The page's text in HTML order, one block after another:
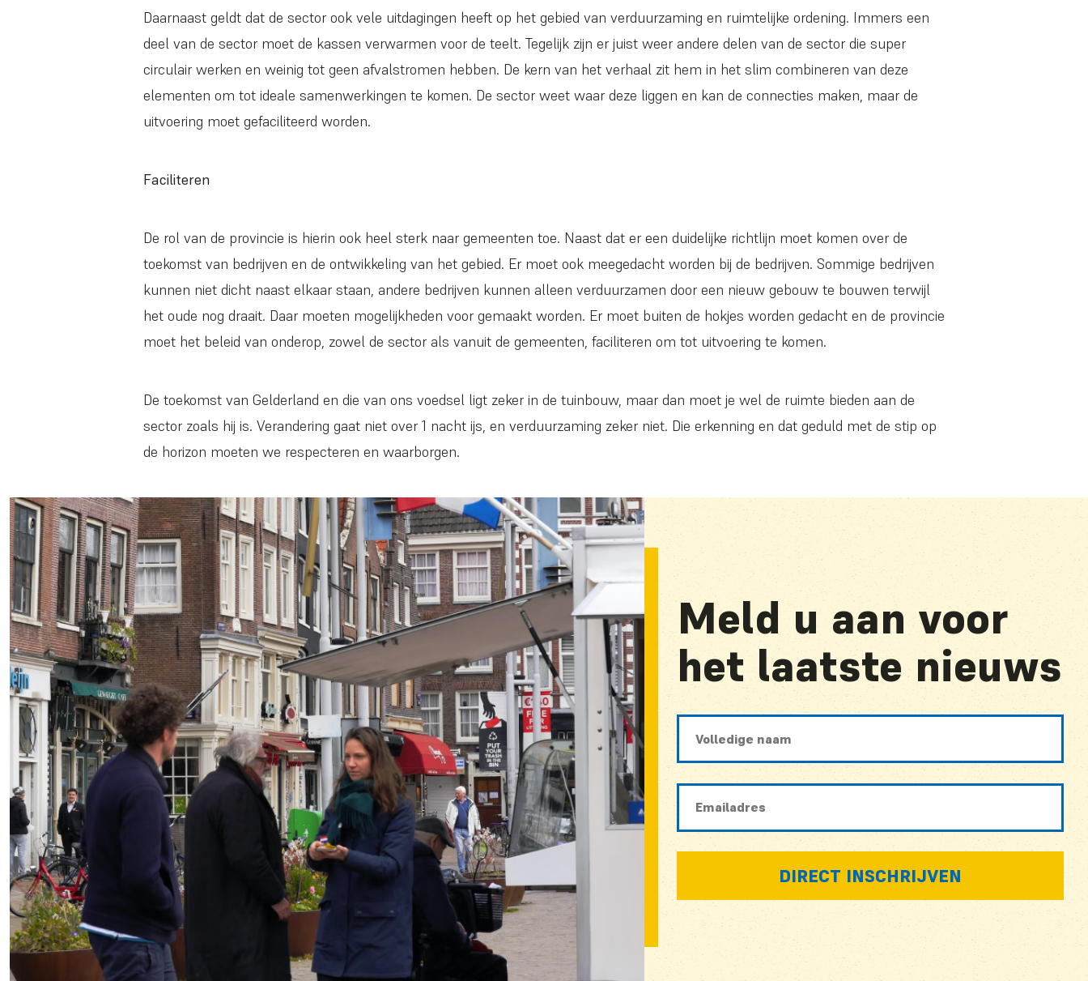
Daarnaast geldt dat de sector ook vele uitdagingen heeft op het gebied van verduurzaming en ruimtelijke ordening. Immers een
deel van de sector moet de kassen verwarmen voor de teelt. Tegelijk zijn er juist weer andere delen van de sector die super
circulair werken en weinig tot geen afvalstromen hebben. De kern van het verhaal zit hem in het slim combineren van deze
elementen om tot ideale samenwerkingen te komen. De sector weet waar deze liggen en kan de connecties maken, maar de
uitvoering moet gefaciliteerd worden.
Faciliteren
De rol van de provincie is hierin ook heel sterk naar gemeenten toe. Naast dat er een duidelijke richtlijn moet komen over de
toekomst van bedrijven en de ontwikkeling van het gebied. Er moet ook meegedacht worden bij de bedrijven. Sommige bedrijven
kunnen niet dicht naast elkaar staan, andere bedrijven kunnen alleen verduurzamen door een nieuw gebouw te bouwen terwijl
het oude nog draait. Daar moeten mogelijkheden voor gemaakt worden. Er moet buiten de hokjes worden gedacht en de provincie
moet het beleid van onderop, zowel de sector als vanuit de gemeenten, faciliteren om tot uitvoering te komen.
De toekomst van Gelderland en die van ons voedsel ligt zeker in de tuinbouw, maar dan moet je wel de ruimte bieden aan de
sector zoals hij is. Verandering gaat niet over 1 nacht ijs, en verduurzaming zeker niet. Die erkenning en dat geduld met de stip op
de horizon moeten we respecteren en waarborgen.
Meld u aan voor
het laatste nieuws